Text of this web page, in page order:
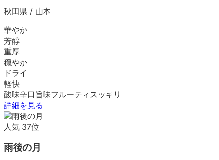
秋田県 / 山本
華やか
芳醇
重厚
穏やか
ドライ
軽快
酸味辛口 旨味フルーティ スッキリ
詳細を見る
人気 37位
雨後の月